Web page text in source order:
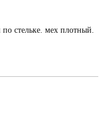
стельке. мех плотный.